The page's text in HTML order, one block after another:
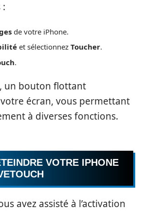
:
de votre iPhone.
et sélectionnez Toucher.
.
un bouton flottant
écran, vous permettant
à diverses fonctions.
VOTRE IPHONE
avez assisté à l’activation